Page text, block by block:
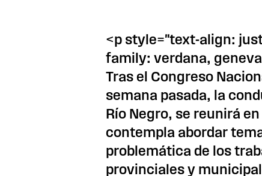
<p style="text-align:
family: verdana,
Tras el Congreso
semana pasada, la
Río Negro, se reunirá
contempla abordar
problemática de los
provinciales y